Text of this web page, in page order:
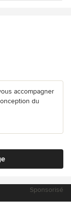
accompagner
du
Sponsorisé